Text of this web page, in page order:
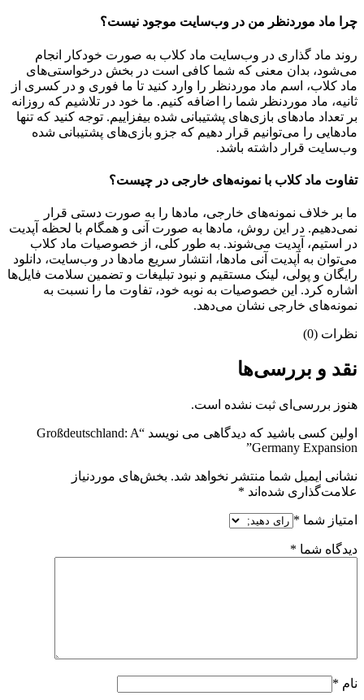
چرا ماد موردنظر من در وب‌سایت موجود نیست؟
روند ماد گذاری در وب‌سایت ماد کلاب به صورت خودکار انجام
می‌شود، بدان معنی که شما کافی است در بخش درخواستی‌های
ماد کلاب، اسم ماد موردنظر را وارد کنید تا ما فوری و در کسری از
ثانیه، ماد موردنظر شما را اضافه کنیم. ما خود در تلاشیم که روزانه
بر تعداد مادهای بازی‌های پشتیبانی شده بیفزاییم. توجه کنید که تنها
مادهایی را می‌توانیم قرار دهیم که جزو بازی‌های پشتیبانی شده
وب‌سایت قرار داشته باشد.
تفاوت ماد کلاب با نمونه‌های خارجی در چیست؟
ما بر خلاف نمونه‌های خارجی، مادها را به صورت دستی قرار
نمی‌دهیم. در این روش، مادها به صورت آنی و همگام با لحظه آپدیت
در استیم، آپدیت می‌شوند. به طور کلی، از خصوصیات ماد کلاب
می‌‌توان به آپدیت آنی مادها، انتشار سریع مادها در وب‌سایت، دانلود
رایگان و پولی، لینک مستقیم و نبود تبلیغات و تضمین سلامت فایل‌ها
اشاره کرد. این خصوصیات به نوبه خود، تفاوت ما را نسبت به
نمونه‌های خارجی نشان می‌دهد.
نظرات (0)
نقد و بررسی‌ها
هنوز بررسی‌ای ثبت نشده است.
اولین کسی باشید که دیدگاهی می نویسد “Großdeutschland: A
Germany Expansion”
نشانی ایمیل شما منتشر نخواهد شد. بخش‌های موردنیاز
علامت‌گذاری شده‌اند *
امتیاز شما *
دیدگاه شما *
نام *